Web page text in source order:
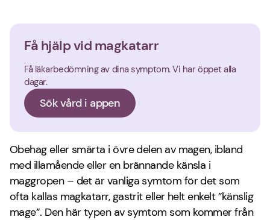
Få hjälp vid magkatarr
Få läkarbedömning av dina symptom. Vi har öppet alla
dagar.
Sök vård i appen
Obehag eller smärta i övre delen av magen, ibland
med illamående eller en brännande känsla i
maggropen – det är vanliga symtom för det som
ofta kallas magkatarr, gastrit eller helt enkelt ”känslig
mage”. Den här typen av symtom som kommer från